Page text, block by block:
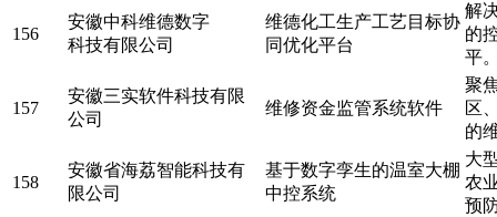
156
安徽中科维德数字
科技有限公司
维德化工生产工艺目标协
同优化平台
解
的
平
157
安徽三实软件科技有限
公司
维修资金监管系统软件
聚
区
的
158
安徽省海荔智能科技有
限公司
基于数字孪生的温室大棚
中控系统
大
农
预